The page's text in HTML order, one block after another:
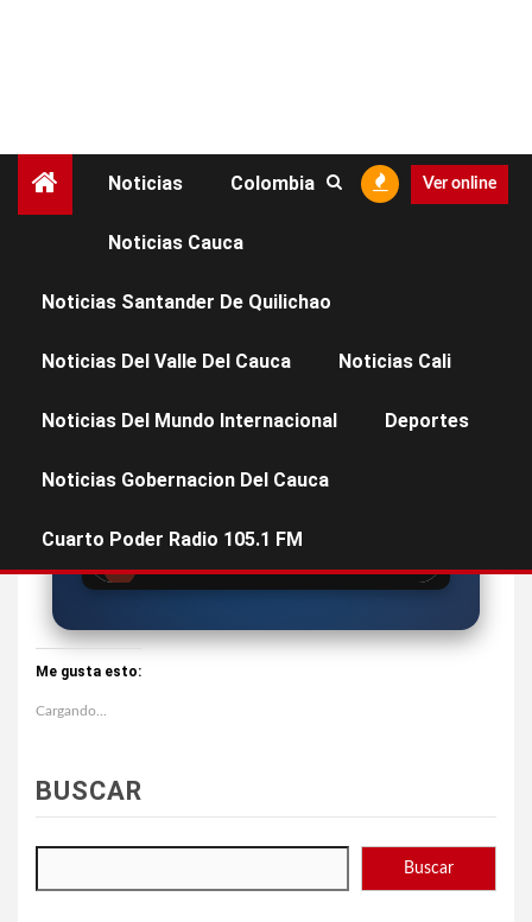
Noticias Colombia
Noticias Cauca
Noticias Santander De Quilichao
Noticias Del Valle Del Cauca Noticias Cali
Noticias Del Mundo Internacional Deportes
Noticias Gobernacion Del Cauca
Cuarto Poder Radio 105.1 FM
Ver online
Cuarto Poder Radio 105.1
FM
Me gusta esto:
Cargando...
BUSCAR
Buscar